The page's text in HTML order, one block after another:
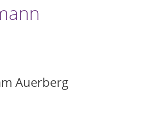
Auerberg